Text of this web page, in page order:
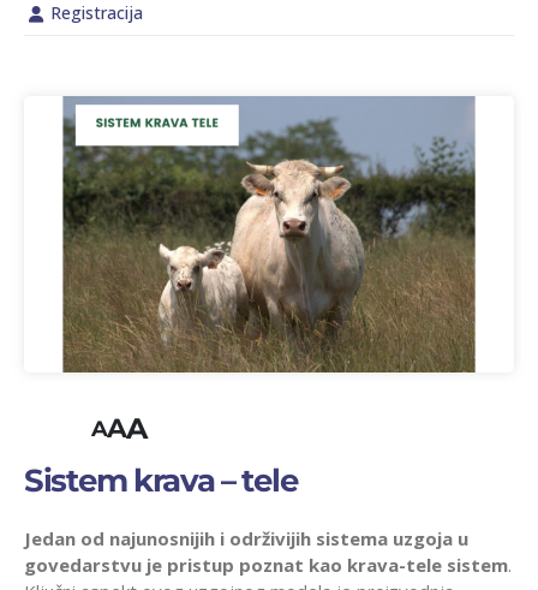
Registracija
AAA
Sistem krava – tele
Jedan od najunosnijih i održivijih sistema uzgoja u
govedarstvu je pristup poznat kao krava-tele sistem.